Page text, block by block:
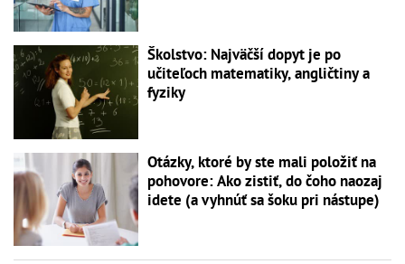
Školstvo: Najväčší dopyt je po
učiteľoch matematiky, angličtiny a
fyziky
Otázky, ktoré by ste mali položiť na
pohovore: Ako zistiť, do čoho naozaj
idete (a vyhnúť sa šoku pri nástupe)